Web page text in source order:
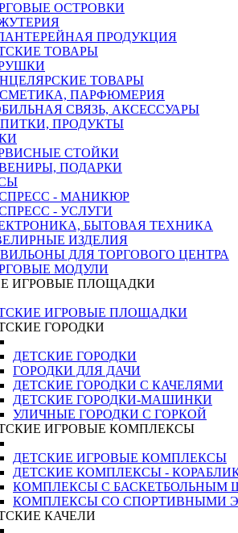
ОСТРОВКИ
ПРОДУКЦИЯ
ТОВАРЫ
ТОВАРЫ
ПАРФЮМЕРИЯ
СВЯЗЬ, АКСЕССУАРЫ
ПРОДУКТЫ
СТОЙКИ
ПОДАРКИ
- МАНИКЮР
- УСЛУГИ
БЫТОВАЯ ТЕХНИКА
ИЗДЕЛИЯ
ДЛЯ ТОРГОВОГО ЦЕНТРА
МОДУЛИ
ИГРОВЫЕ ПЛОЩАДКИ
ИГРОВЫЕ ПЛОЩАДКИ
ГОРОДКИ
ДЕТСКИЕ ГОРОДКИ
ГОРОДКИ ДЛЯ ДАЧИ
ДЕТСКИЕ ГОРОДКИ С КАЧЕЛЯМИ
ДЕТСКИЕ ГОРОДКИ-МАШИНКИ
УЛИЧНЫЕ ГОРОДКИ С ГОРКОЙ
ИГРОВЫЕ КОМПЛЕКСЫ
ДЕТСКИЕ ИГРОВЫЕ КОМПЛЕКСЫ
ДЕТСКИЕ КОМПЛЕКСЫ -
КОМПЛЕКСЫ С БАСКЕТБОЛЬНЫМ
КОМПЛЕКСЫ СО СПОРТИВНЫМИ
КАЧЕЛИ